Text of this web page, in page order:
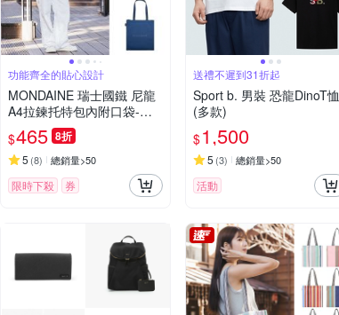
功能齊全的貼心設計
MONDAINE 瑞士國鐵 尼龍
A4拉鍊托特包內附口袋-多
色可選
$465 8折
5 (8) 總銷量>50
限時下殺 券
送禮不遲到31折起
Sport b. 男裝 恐龍DinoT恤
(多款)
$1,500
5 (3) 總銷量>50
活動